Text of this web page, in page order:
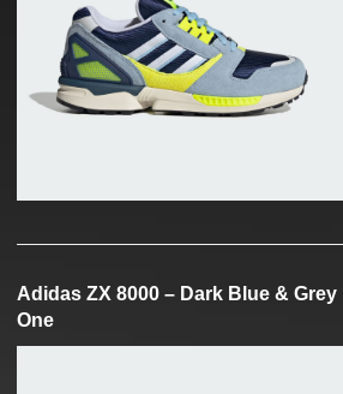
Adidas ZX 8000 – Dark Blue & Grey
One